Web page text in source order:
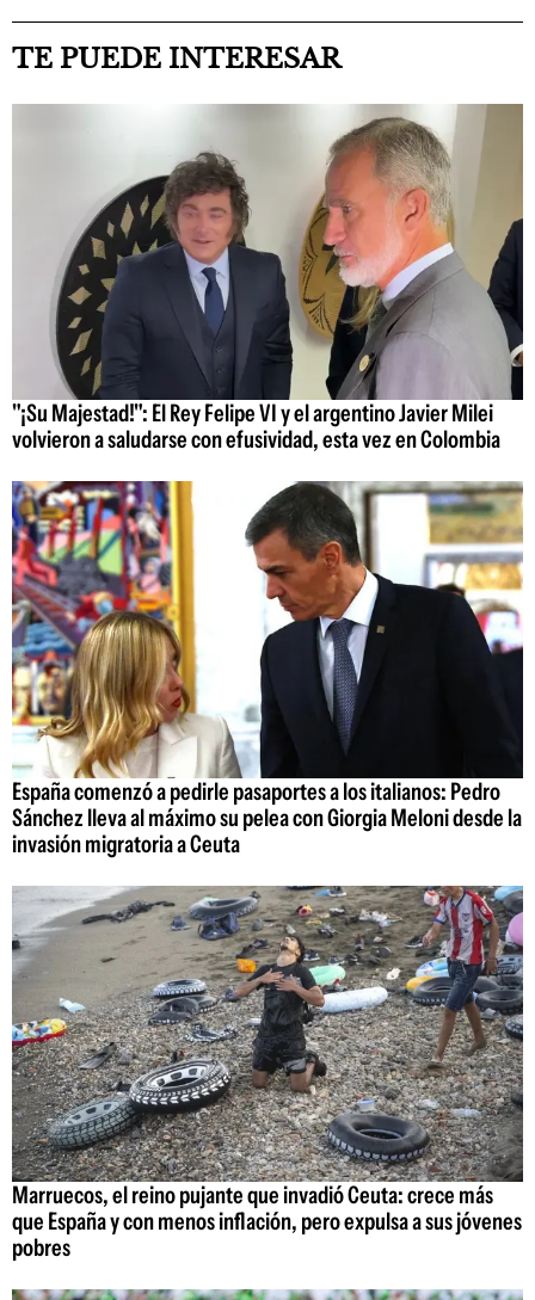
TE PUEDE INTERESAR
"¡Su Majestad!": El Rey Felipe VI y el argentino Javier Milei
volvieron a saludarse con efusividad, esta vez en Colombia
España comenzó a pedirle pasaportes a los italianos: Pedro
Sánchez lleva al máximo su pelea con Giorgia Meloni desde la
invasión migratoria a Ceuta
Marruecos, el reino pujante que invadió Ceuta: crece más
que España y con menos inflación, pero expulsa a sus jóvenes
pobres